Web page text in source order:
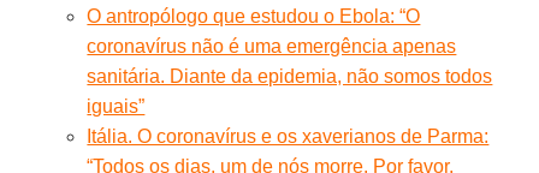
O antropólogo que estudou o Ebola: “O
coronavírus não é uma emergência apenas
sanitária. Diante da epidemia, não somos todos
iguais”
Itália. O coronavírus e os xaverianos de Parma:
“Todos os dias, um de nós morre. Por favor,